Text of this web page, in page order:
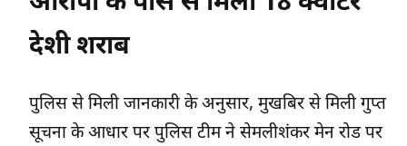
देशी शराब
पुलिस से मिली जानकारी के अनुसार, मुखबिर से मिली गुप्त
सूचना के आधार पर पुलिस टीम ने सेमलीशंकर मेन रोड पर